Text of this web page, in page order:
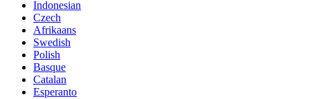
Indonesian
Czech
Afrikaans
Swedish
Polish
Basque
Catalan
Esperanto